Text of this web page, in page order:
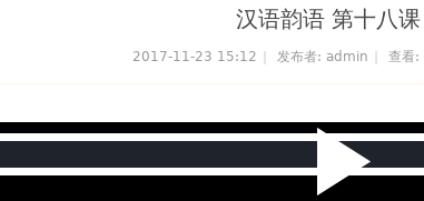
›
汉语韵语 第十八课
2017-11-23 15:12 发布者: admin 查看: